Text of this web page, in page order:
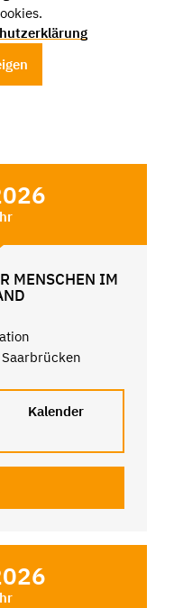
MENSCHEN IM
Kalender